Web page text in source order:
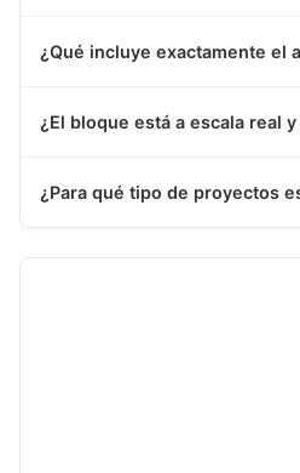
¿Qué incluye exactamente el
¿El bloque está a escala real
¿Para qué tipo de proyectos